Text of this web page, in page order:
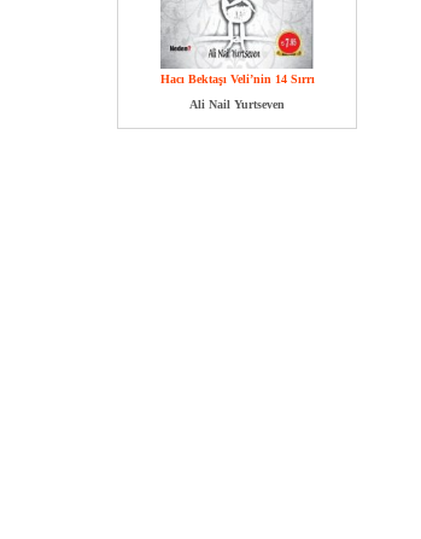
Hacı Bektaşı Veli’nin 14 Sırrı
Ali Nail Yurtseven